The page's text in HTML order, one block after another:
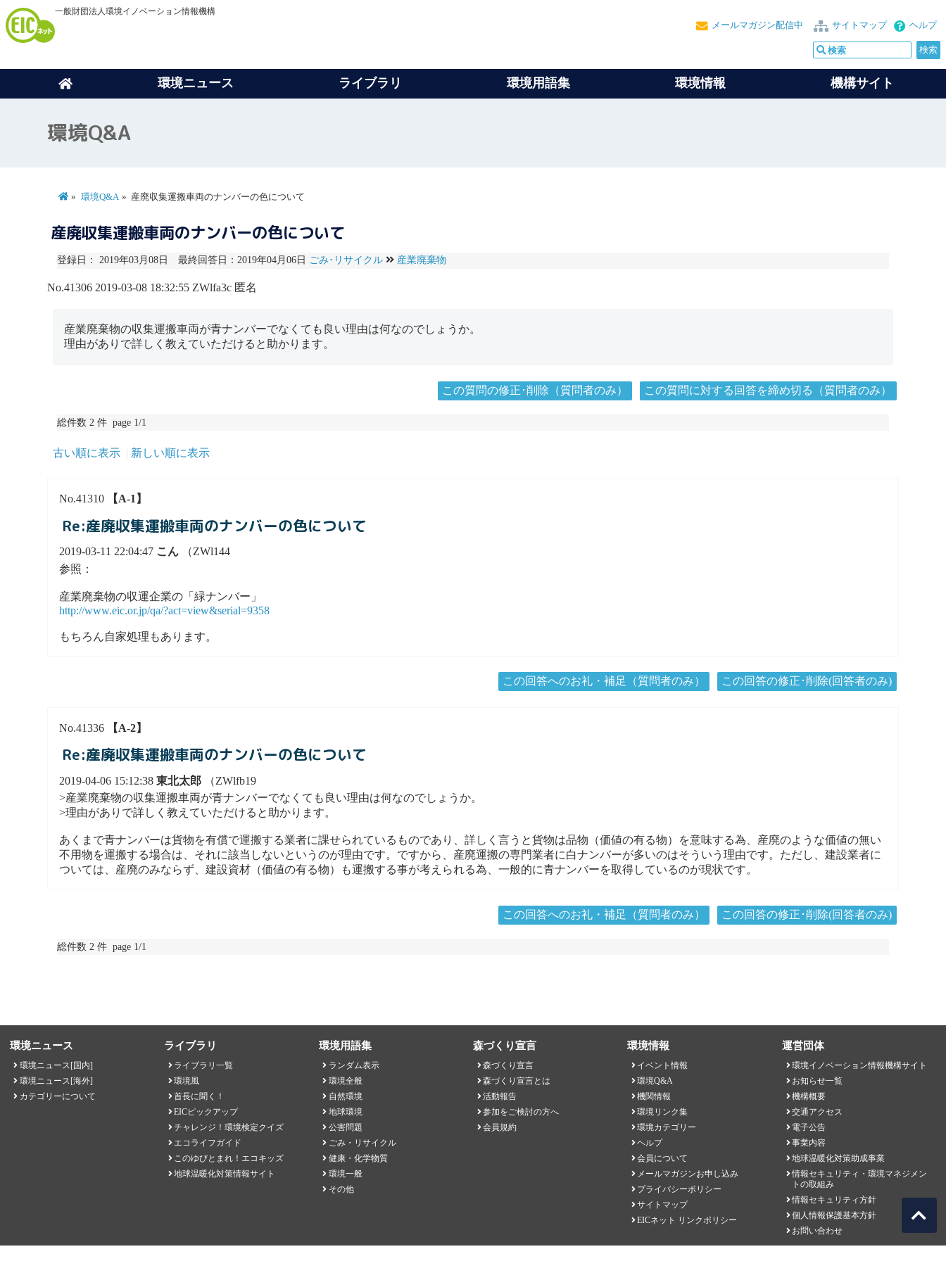
一般財団法人環境イノベーション情報機構
ヘルプ
サイトマップ
メールマガジン配信中
環境ニュース ライブラリ 環境用語集 環境情報 機構サイト
環境Q&A
環境Q&A 産廃収集運搬車両のナンバーの色について
産廃収集運搬車両のナンバーの色について
登録日： 2019年03月08日 最終回答日：2019年04月06日 ごみ･リサイクル 産業廃棄物
No.41306 2019-03-08 18:32:55 ZWlfa3c 匿名
産業廃棄物の収集運搬車両が青ナンバーでなくても良い理由は何なのでしょうか。
理由がありで詳しく教えていただけると助かります。
この質問の修正･削除（質問者のみ） この質問に対する回答を締め切る（質問者のみ）
総件数 2 件 page 1/1
古い順に表示 新しい順に表示
No.41310 【A-1】
Re:産廃収集運搬車両のナンバーの色について
2019-03-11 22:04:47 こん （ZWl144
参照：
産業廃棄物の収運企業の「緑ナンバー」
http://www.eic.or.jp/qa/?act=view&serial=9358
もちろん自家処理もあります。
この回答へのお礼・補足（質問者のみ） この回答の修正･削除(回答者のみ)
No.41336 【A-2】
Re:産廃収集運搬車両のナンバーの色について
2019-04-06 15:12:38東北太郎 （ZWlfb19
>産業廃棄物の収集運搬車両が青ナンバーでなくても良い理由は何なのでしょうか。
>理由がありで詳しく教えていただけると助かります。
あくまで青ナンバーは貨物を有償で運搬する業者に課せられているものであり、詳しく言うと貨物は品物（価値の有る物）を意味する為、産廃のような価値の無い
不用物を運搬する場合は、それに該当しないというのが理由です。ですから、産廃運搬の専門業者に白ナンバーが多いのはそういう理由です。ただし、建設業者に
ついては、産廃のみならず、建設資材（価値の有る物）も運搬する事が考えられる為、一般的に青ナンバーを取得しているのが現状です。
この回答へのお礼・補足（質問者のみ） この回答の修正･削除(回答者のみ)
総件数 2 件 page 1/1
環境ニュース
環境ニュース[国内]
環境ニュース[海外]
カテゴリーについて
ライブラリ
ライブラリ一覧
環境風
首長に聞く！
EICピックアップ
チャレンジ！環境検定クイズ
エコライフガイド
このゆびとまれ！エコキッズ
地球温暖化対策情報サイト
環境用語集
ランダム表示
環境全般
自然環境
地球環境
公害問題
ごみ・リサイクル
健康・化学物質
環境一般
その他
森づくり宣言
森づくり宣言
森づくり宣言とは
活動報告
参加をご検討の方へ
会員規約
環境情報
イベント情報
環境Q&A
機関情報
環境リンク集
環境カテゴリー
ヘルプ
会員について
メールマガジンお申し込み
プライバシーポリシー
サイトマップ
EICネット リンクポリシー
運営団体
環境イノベーション情報機構サイト
お知らせ一覧
機構概要
交通アクセス
電子公告
事業内容
地球温暖化対策助成事業
情報セキュリティ・環境マネジメン
トの取組み
情報セキュリティ方針
個人情報保護基本方針
お問い合わせ